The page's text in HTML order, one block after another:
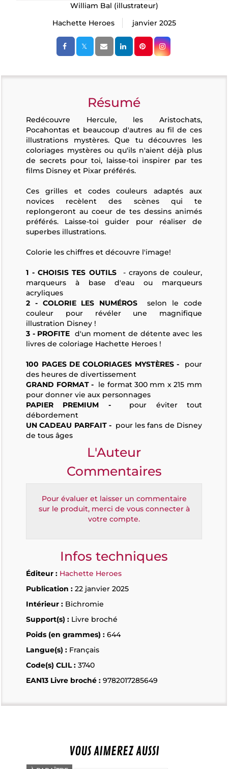
William Bal (illustrateur)
Hachette Heroes
janvier 2025
Résumé
Redécouvre Hercule, les Aristochats,
Pocahontas et beaucoup d'autres au fil de ces
illustrations mystères. Que tu découvres les
coloriages mystères ou qu'ils n'aient déjà plus
de secrets pour toi, laisse-toi inspirer par tes
films Disney et Pixar préférés.
Ces grilles et codes couleurs adaptés aux
novices recèlent des scènes qui te
replongeront au coeur de tes dessins animés
préférés. Laisse-toi guider pour réaliser de
superbes illustrations.
Colorie les chiffres et découvre l'image!
1 - CHOISIS TES OUTILS- crayons de couleur,
marqueurs à base d'eau ou marqueurs
acryliques
2 - COLORIE LES NUMÉROS selon le code
couleur pour révéler une magnifique
illustration Disney !
3 - PROFITE d'un moment de détente avec les
livres de coloriage Hachette Heroes !
100 PAGES DE COLORIAGES MYSTÈRES - pour
des heures de divertissement
GRAND FORMAT - le format 300 mm x 215 mm
pour donner vie aux personnages
PAPIER PREMIUM -pour éviter tout
débordement
UN CADEAU PARFAIT -pour les fans de Disney
de tous âges
L'Auteur
Commentaires
Pour évaluer et laisser un commentaire
sur le produit, merci de vous connecter à
votre compte.
Infos techniques
Éditeur : Hachette Heroes
Publication : 22 janvier 2025
Intérieur : Bichromie
Support(s) : Livre broché
Poids (en grammes) : 644
Langue(s) : Français
Code(s) CLIL : 3740
EAN13 Livre broché : 9782017285649
VOUS AIMEREZ AUSSI